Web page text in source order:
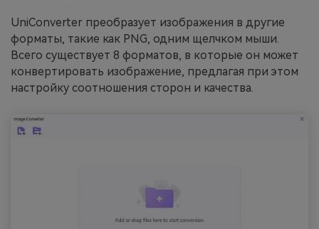
UniConverter преобразует изображения в другие
форматы, такие как PNG, одним щелчком мыши.
Всего существует 8 форматов, в которые он может
конвертировать изображение, предлагая при этом
настройку соотношения сторон и качества.